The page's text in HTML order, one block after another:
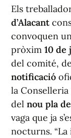
Els
d’Alacant
convoquen
pròxim 10 de
del comité,
notificació
la
del nou pla
vaga que ja
nocturns.